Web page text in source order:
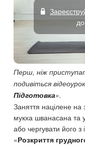
Перш, ніж
подивіться
Підготовка».
Заняття націлене на
мукха шванасана та
або чергувати його
«Розкриття